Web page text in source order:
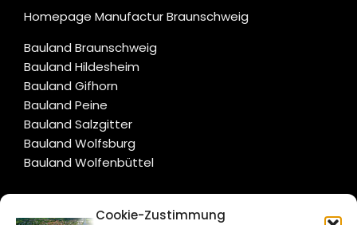
Cookie-Zustimmung
Homepage Manufactur Braunschweig
Bauland Braunschweig
Bauland Hildesheim
Bauland Gifhorn
Bauland Peine
Bauland Salzgitter
Bauland Wolfsburg
Bauland Wolfenbüttel
CITYLIFE!